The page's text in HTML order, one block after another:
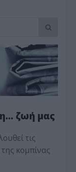
ζωή μας
τις
κο­μπίνας